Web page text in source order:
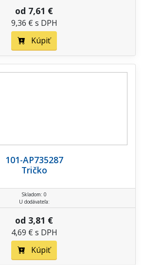
od 7,61 €
9,36 € s DPH
Kúpiť
101-AP735287
Tričko
Skladom: 0
U dodávateľa:
od 3,81 €
4,69 € s DPH
Kúpiť